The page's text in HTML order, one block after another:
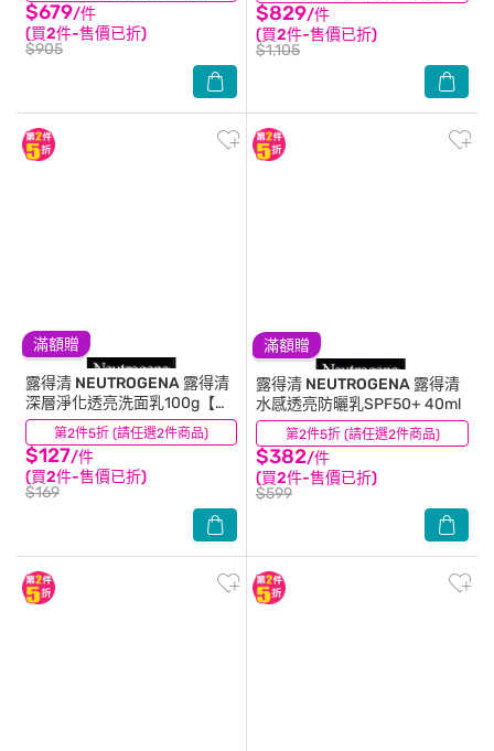
$679/件
(買2件-售價已折)
$905
$829/件
(買2件-售價已折)
$1,105
滿額贈
第2件5折 (請任選2件商品)
露得清 NEUTROGENA 露得清
深層淨化透亮洗面乳100g【維
他命B3(菸鹼醯胺)】
$127/件
(買2件-售價已折)
$169
(26)
滿額贈
第2件5折 (請任選2件商品)
露得清 NEUTROGENA 露得清
水感透亮防曬乳SPF50+ 40ml
$382/件
(買2件-售價已折)
$599
(5)